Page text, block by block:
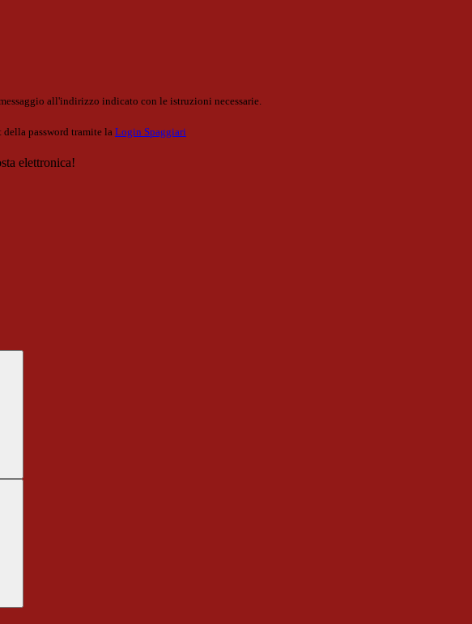
all'indirizzo indicato con le istruzioni necessarie.
della password tramite la Login Spaggiari
elettronica!